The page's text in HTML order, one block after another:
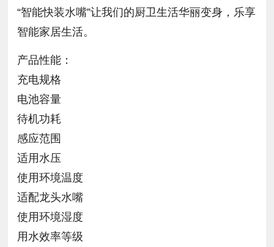
“智能快装水嘴”让我们的厨卫生活华丽变身，乐享
智能家居生活。
产品性能：
充电规格
电池容量
待机功耗
感应范围
适用水压
使用环境温度
适配龙头水嘴
使用环境湿度
用水效率等级